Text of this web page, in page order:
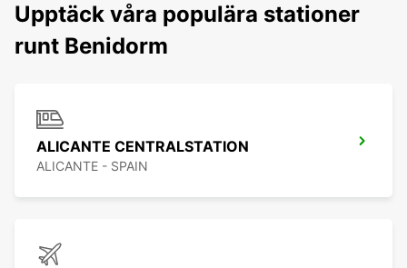
Upptäck våra populära stationer
runt Benidorm
ALICANTE CENTRALSTATION
ALICANTE - SPAIN